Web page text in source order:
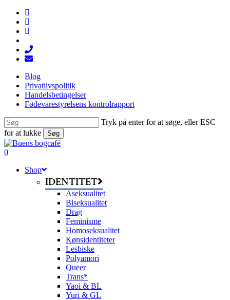
Skip
main
content
facebook
linkedin
instagram
phone
email
Blog
Privatlivspolitik
Handelsbetingelser
Fødevarestyrelsens kontrolrapport
Tryk på enter for at søge, eller ESC
for at lukke
Søg
Close
Search
search
0
Shop
IDENTITET
Aseksualitet
Biseksualitet
Drag
Feminisme
Homoseksualitet
Kønsidentiteter
Lesbiske
Polyamori
Queer
Trans*
Yaoi & BL
Yuri & GL